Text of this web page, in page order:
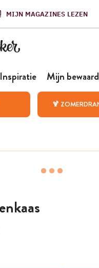
MIJN MAGAZINES LEZEN
Inspiratie Mijn
🍹